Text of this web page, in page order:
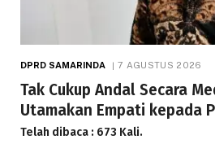
DPRD SAMARINDA 7 AGUSTUS 2026
Tak Cukup Andal Secara
Utamakan Empati kepada
Telah dibaca : 673 Kali.